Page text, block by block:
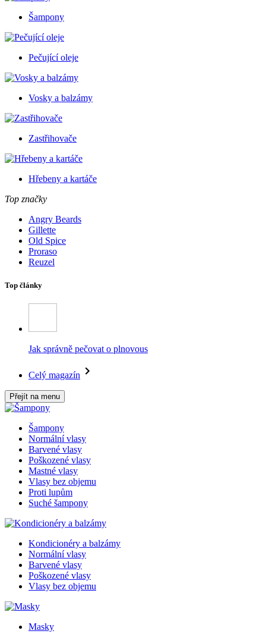
Šampony
Pečující oleje
Vosky a balzámy
Zastřihovače
Hřebeny a kartáče
Top značky
Angry Beards
Gillette
Old Spice
Proraso
Reuzel
Top články
Jak správně pečovat o plnovous
Celý magazín
Přejít na menu
Šampony
Normální vlasy
Barvené vlasy
Poškozené vlasy
Mastné vlasy
Vlasy bez objemu
Proti lupům
Suché šampony
Kondicionéry a balzámy
Normální vlasy
Barvené vlasy
Poškozené vlasy
Vlasy bez objemu
Masky